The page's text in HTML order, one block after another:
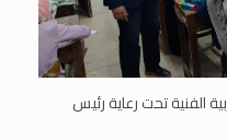
الفنية تحت رعاية رئيس